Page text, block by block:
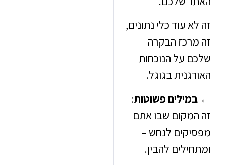
עוד כלי נתונים,
הבקרה
על הנוכחות
בגוגל.
פשוטות:
שבו אתם
לנחש –
להבין.